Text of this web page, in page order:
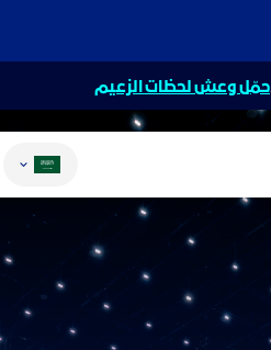
حمّل وعش لحظات الزعيم
تغيير اللغة